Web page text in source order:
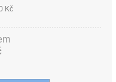
Kč